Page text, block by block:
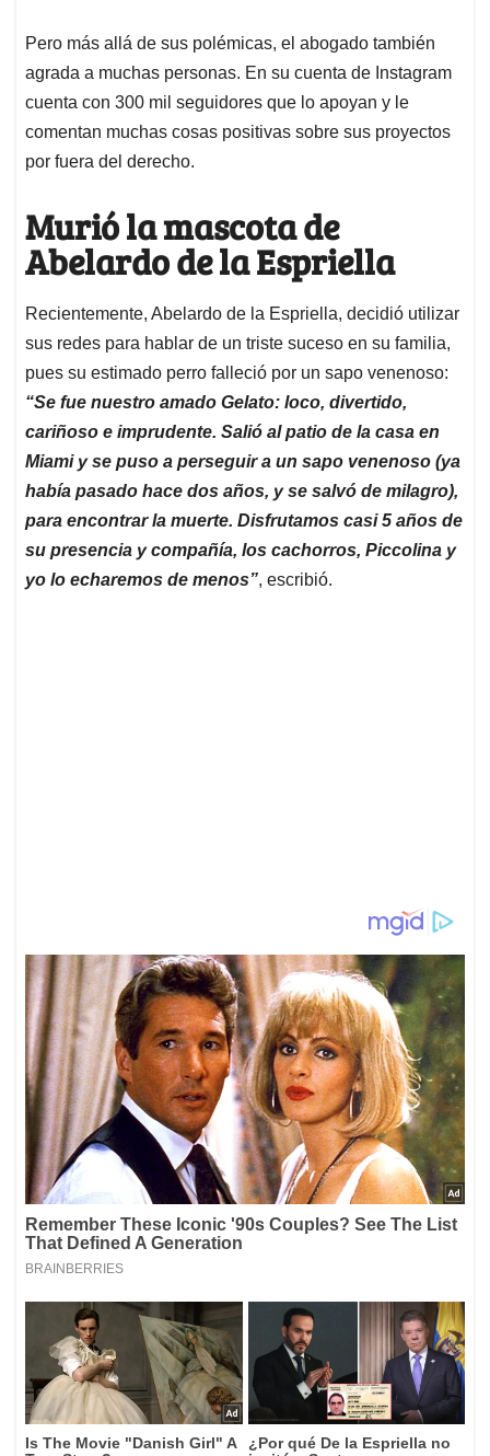
Pero más allá de sus polémicas, el abogado también
agrada a muchas personas. En su cuenta de Instagram
cuenta con 300 mil seguidores que lo apoyan y le
comentan muchas cosas positivas sobre sus proyectos
por fuera del derecho.
Murió la mascota de
Abelardo de la Espriella
Recientemente, Abelardo de la Espriella, decidió utilizar
sus redes para hablar de un triste suceso en su familia,
pues su estimado perro falleció por un sapo venenoso:
“Se fue nuestro amado Gelato: loco, divertido,
cariñoso e imprudente. Salió al patio de la casa en
Miami y se puso a perseguir a un sapo venenoso (ya
había pasado hace dos años, y se salvó de milagro),
para encontrar la muerte. Disfrutamos casi 5 años de
su presencia y compañía, los cachorros, Piccolina y
yo lo echaremos de menos”, escribió.